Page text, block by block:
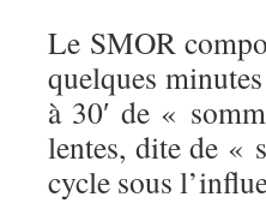
Le SMOR
quelques
à 30′ de «
lentes, dite de «
cycle sous